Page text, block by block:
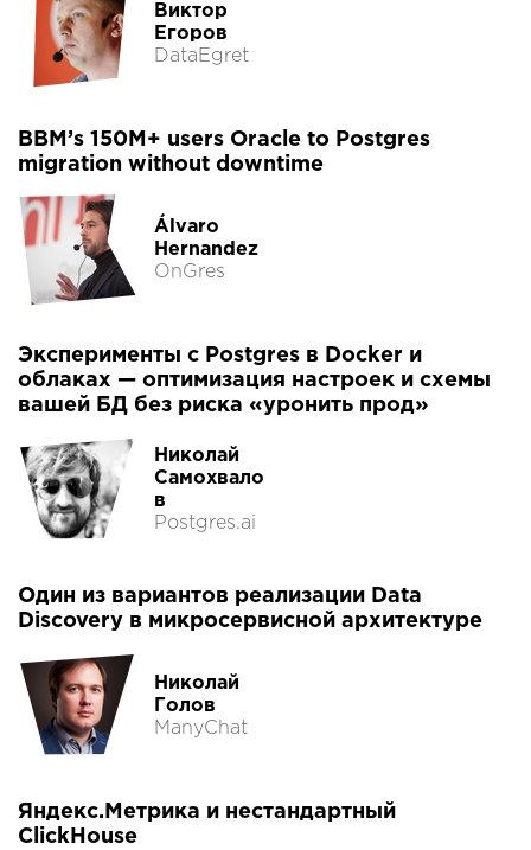
Виктор
Егоров
DataEgret
BBM’s 150M+ users Oracle to Postgres
migration without downtime
Álvaro
Hernandez
OnGres
Эксперименты с Postgres в Docker и
облаках — оптимизация настроек и схемы
вашей БД без риска «уронить прод»
Николай
Самохвало
в
Postgres.ai
Один из вариантов реализации Data
Discovery в микросервисной архитектуре
Николай
Голов
ManyChat
Яндекс.Метрика и нестандартный
ClickHouse